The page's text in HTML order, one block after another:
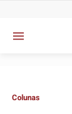
Colunas